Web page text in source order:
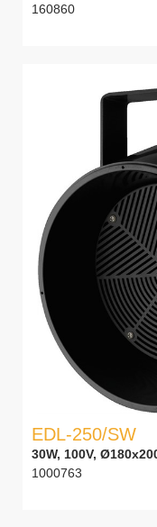
160860
EDL-250/SW
30W, 100V,
1000763